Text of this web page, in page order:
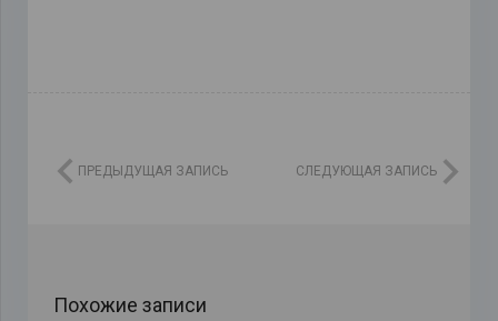
ПРЕДЫДУЩАЯ ЗАПИСЬ СЛЕДУЮЩАЯ ЗАПИСЬ
Похожие записи